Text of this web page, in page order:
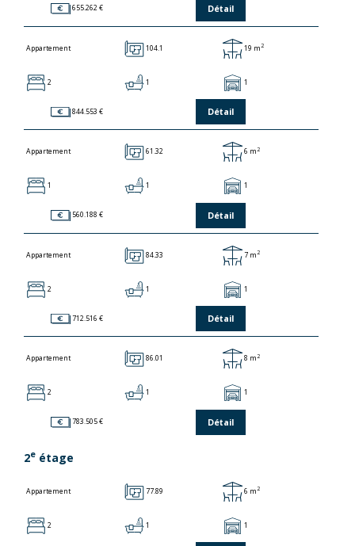
655.262 € Détail
Appartement 104.1 19 m2
2 1 1
844.553 € Détail
Appartement 61.32 6 m 2
1 1 1
560.188 € Détail
Appartement 84.33 7 m2
2 1 1
712.516 € Détail
Appartement 86.01 8 m 2
2 1 1
783.505 € Détail
2e étage
Appartement 77.89 6 m2
2 1 1